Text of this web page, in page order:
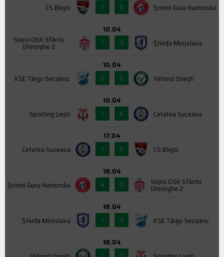
CS Blejoi
1
5 Şoimii Gura Humorului
Sepsi OSK Sfântu
Gheorghe 2
10.04
1
3 Știința Miroslava
KSE Târgu Secuiesc
10.04
0
0 Viitorul Onești
Sporting Liești
10.04
1
6 Cetatea Suceava
Cetatea Suceava
17.04
1
0 CS Blejoi
Şoimii Gura Humorului
18.04
4
0 Sepsi OSK Sfântu
Gheorghe 2
Știința Miroslava
18.04
1
3 KSE Târgu Secuiesc
18.04